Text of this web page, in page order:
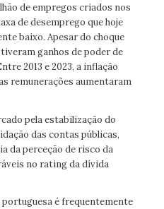
de empregos criados nos
de desemprego que hoje
baixo. Apesar do choque
ganhos de poder de
2013 e 2023, a inflação
remunerações aumentaram
pela estabilização do
das contas públicas,
da perceção de risco da
no rating da dívida
é frequentemente